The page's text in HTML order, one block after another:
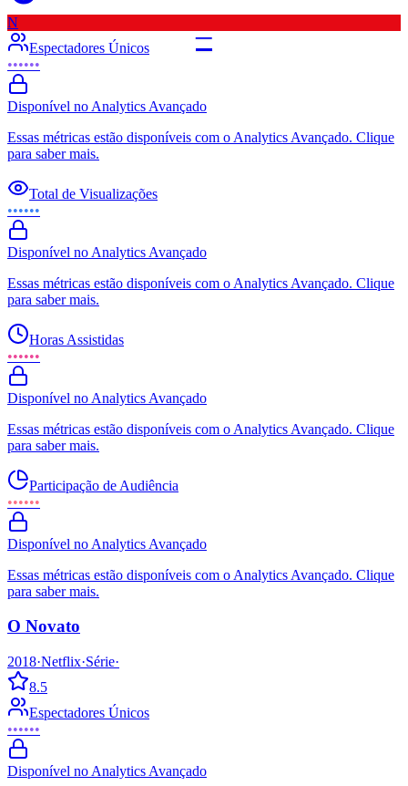
–
N
Espectadores Únicos
••••••
Disponível no Analytics Avançado
Essas métricas estão disponíveis com o Analytics Avançado. Clique
para saber mais.
Total de Visualizações
••••••
Disponível no Analytics Avançado
Essas métricas estão disponíveis com o Analytics Avançado. Clique
para saber mais.
Horas Assistidas
••••••
Disponível no Analytics Avançado
Essas métricas estão disponíveis com o Analytics Avançado. Clique
para saber mais.
Participação de Audiência
••••••
Disponível no Analytics Avançado
Essas métricas estão disponíveis com o Analytics Avançado. Clique
para saber mais.
O Novato
2018·Netflix·Série·
8.5
Espectadores Únicos
••••••
Disponível no Analytics Avançado